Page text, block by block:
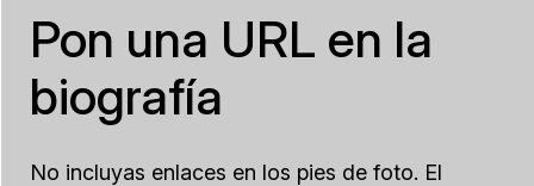
Pon una URL en la
biografía
No incluyas enlaces en los pies de foto. El